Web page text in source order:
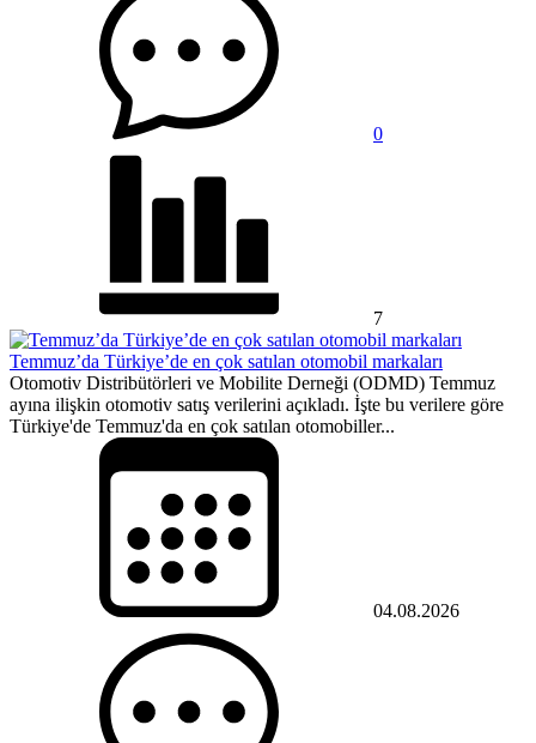
0
7
Temmuz’da Türkiye’de en çok satılan otomobil markaları
Otomotiv Distribütörleri ve Mobilite Derneği (ODMD) Temmuz
ayına ilişkin otomotiv satış verilerini açıkladı. İşte bu verilere göre
Türkiye'de Temmuz'da en çok satılan otomobiller...
04.08.2026